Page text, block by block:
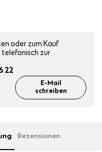
oder zum Kauf
telefonisch zur
22
E-Mail
schreiben
Rezensionen